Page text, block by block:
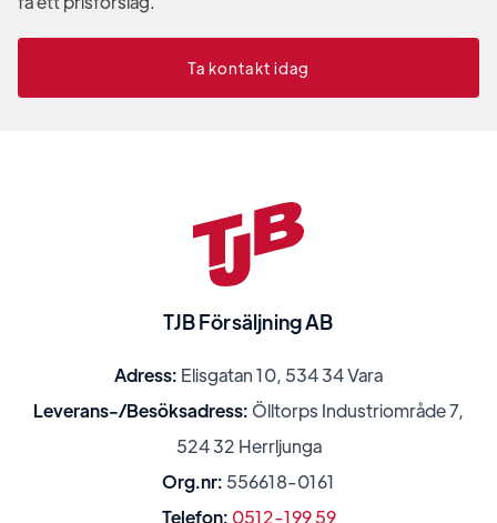
Ta kontakt idag
TJB Försäljning AB
Adress: Elisgatan 10, 534 34 Vara
Leverans-/Besöksadress: Ölltorps Industriområde 7,
524 32 Herrljunga
Org.nr: 556618-0161
Telefon: 0512-199 59